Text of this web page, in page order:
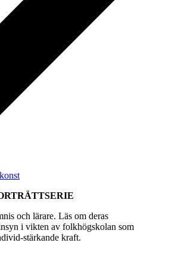
och lärare. Läs om deras
i vikten av folkhögskolan som
stärkande kraft.